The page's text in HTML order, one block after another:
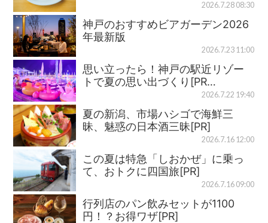
2026.7.28 08:30
神戸のおすすめビアガーデン2026
年最新版
2026.7.23 11:00
思い立ったら！神戸の駅近リゾー
トで夏の思い出づくり[PR…
2026.7.22 19:40
夏の新潟、市場ハシゴで海鮮三
昧、魅惑の日本酒三昧[PR]
2026.7.16 12:00
この夏は特急「しおかぜ」に乗っ
て、おトクに四国旅[PR]
2026.7.16 09:00
行列店のパン飲みセットが1100
円！？お得ワザ[PR]